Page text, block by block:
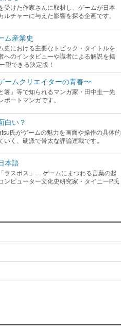
受けた作家さんに取材し、ゲームが日本
チャーに与えた影響を探る企画です。
ム産業史
史における主要なトピック・タイトルを
へのインタビューや識者による解説を掲
望できる決定版！
ームクリエイターの青春〜
箸』等で知られるマンガ家・田中圭一先
ートマンガです。
白い？
氏がゲームの魅力を画面や操作の具体的
いく、硬派で骨太な評論連載です。
本語
ラスボス」… ゲームにまつわる言葉の起
ンピューター文化史研究家・タイニーP氏